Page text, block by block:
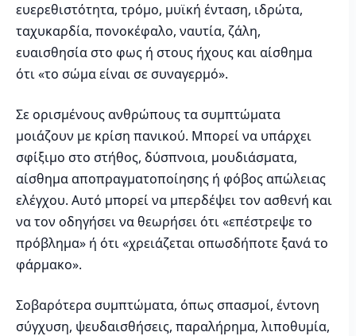
ευερεθιστότητα, τρόμο, μυϊκή ένταση, ιδρώτα,
ταχυκαρδία, πονοκέφαλο, ναυτία, ζάλη,
ευαισθησία στο φως ή στους ήχους και αίσθημα
ότι «το σώμα είναι σε συναγερμό».
Σε ορισμένους ανθρώπους τα συμπτώματα
μοιάζουν με κρίση πανικού. Μπορεί να υπάρχει
σφίξιμο στο στήθος, δύσπνοια, μουδιάσματα,
αίσθημα αποπραγματοποίησης ή φόβος απώλειας
ελέγχου. Αυτό μπορεί να μπερδέψει τον ασθενή και
να τον οδηγήσει να θεωρήσει ότι «επέστρεψε το
πρόβλημα» ή ότι «χρειάζεται οπωσδήποτε ξανά το
φάρμακο».
Σοβαρότερα συμπτώματα, όπως σπασμοί, έντονη
σύγχυση, ψευδαισθήσεις, παραλήρημα, λιποθυμία,